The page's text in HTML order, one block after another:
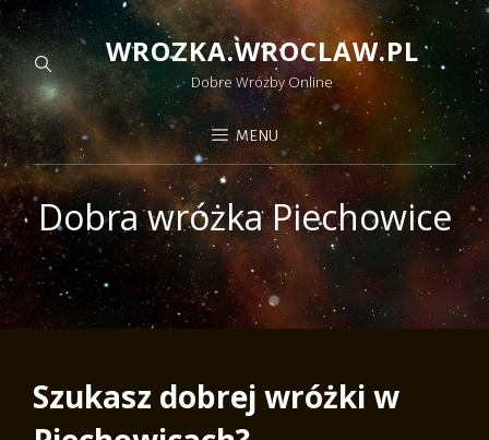
WROZKA.WROCLAW.PL
Dobre Wróżby Online
MENU
Dobra wróżka Piechowice
Szukasz dobrej wróżki w